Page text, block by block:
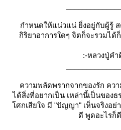
กำหนดให้แน่วแน่ ยิ่งอยู่กับผู้รู้
กิริยาอาการใดๆ จิตก็จะรวมได้
:-หลวงปู่คำ
ความพลัดพรากจากของรัก คว
ได้สิ่งที่อยากเป็น เหล่านี้เป็นของธ
ศกเสียใจ มี "ปัญญา" เห็นจริงอย่
ดี พูดอะไรก็